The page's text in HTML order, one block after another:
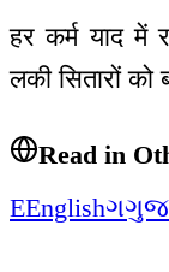
हर कर्म याद में
लकी सितारों को
Read in
EEnglishગ